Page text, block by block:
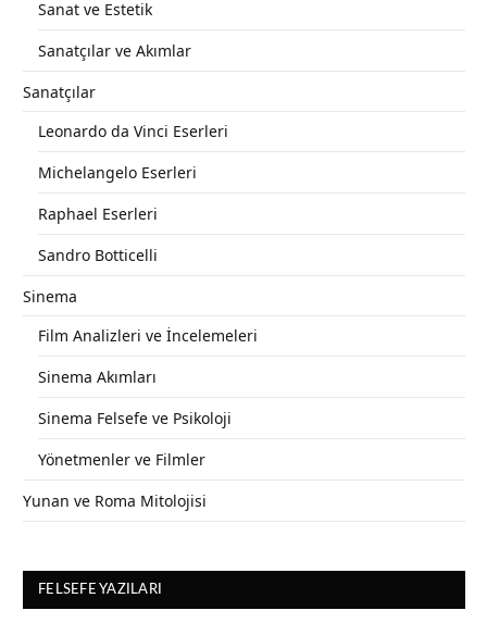
Sanat ve Estetik
Sanatçılar ve Akımlar
Sanatçılar
Leonardo da Vinci Eserleri
Michelangelo Eserleri
Raphael Eserleri
Sandro Botticelli
Sinema
Film Analizleri ve İncelemeleri
Sinema Akımları
Sinema Felsefe ve Psikoloji
Yönetmenler ve Filmler
Yunan ve Roma Mitolojisi
FELSEFE YAZILARI